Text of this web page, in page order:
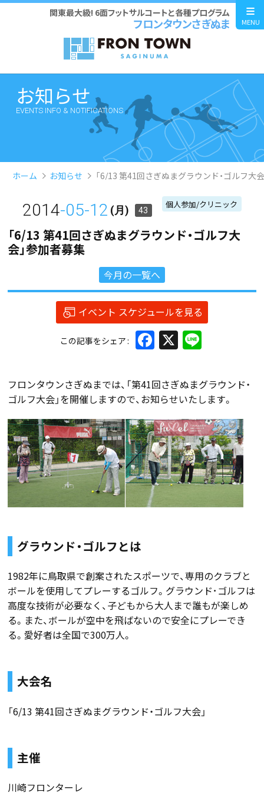
関東最大級! 6面フットサルコートと各種プログラム
フロンタウンさぎぬま MENU
お知らせ
EVENTS INFO & NOTIFICATIONS
ホーム お知らせ 「6/13 第41回さぎぬまグラウンド・ゴルフ大
2014-05-12 (月) 43
個人参加/クリニック
「6/13 第41回さぎぬまグラウンド・ゴルフ大
会」参加者募集
今月の一覧へ
イベント スケジュールを見る
この記事をシェア Facebook
X
フロンタウンさぎぬまでは、「第41回さぎぬまグラウンド・
ゴルフ大会」を開催しますので、お知らせいたします。
グラウンド・ゴルフとは
1982年に鳥取県で創案されたスポーツで、専用のクラブと
ボールを使用してプレーするゴルフ。グラウンド･ゴルフは
高度な技術が必要なく、子どもから大人まで誰もが楽しめ
る。また、ボールが空中を飛ばないので安全にプレーでき
る。愛好者は全国で300万人。
大会名
「6/13 第41回さぎぬまグラウンド・ゴルフ大会」
主催
川崎フロンターレ